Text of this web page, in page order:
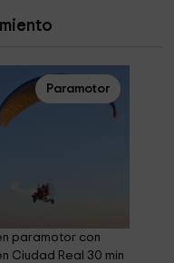
Paramotor
paramotor con
Ciudad Real 30 min